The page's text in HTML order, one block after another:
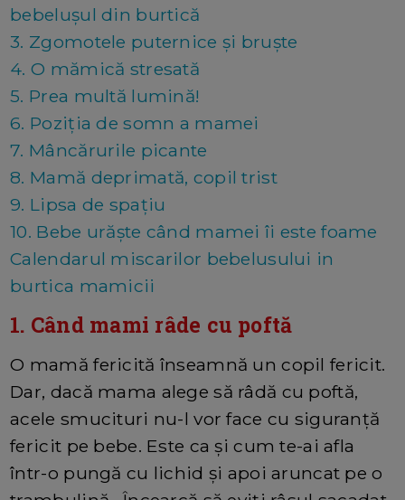
bebelușul din burtică
3. Zgomotele puternice și bruște
4. O mămică stresată
5. Prea multă lumină!
6. Poziția de somn a mamei
7. Mâncărurile picante
8. Mamă deprimată, copil trist
9. Lipsa de spațiu
10. Bebe urăște când mamei îi este foame
Calendarul miscarilor bebelusului in
burtica mamicii
1. Când mami râde cu poftă
O mamă fericită înseamnă un copil fericit.
Dar, dacă mama alege să râdă cu poftă,
acele smucituri nu-l vor face cu siguranță
fericit pe bebe. Este ca și cum te-ai afla
într-o pungă cu lichid și apoi aruncat pe o